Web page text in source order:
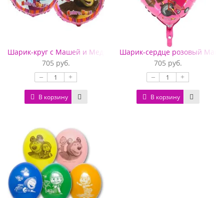
Шарик-круг с Машей и Медведем
705 руб.
– +
В корзину
Шарик-сердце розовый
705 руб.
– +
В корзину